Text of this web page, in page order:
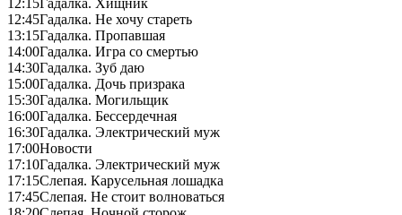
12:45Гадалка. Не хочу стареть
13:15Гадалка. Пропавшая
14:00Гадалка. Игра со смертью
14:30Гадалка. Зуб даю
15:00Гадалка. Дочь призрака
15:30Гадалка. Могильщик
16:00Гадалка. Бессердечная
16:30Гадалка. Электрический муж
17:00Новости
17:10Гадалка. Электрический муж
17:15Слепая. Карусельная лошадка
17:45Слепая. Не стоит волноваться